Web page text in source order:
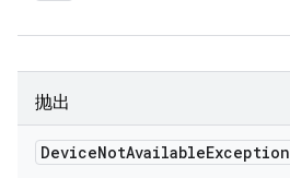
抛出
DeviceNotAvailableException